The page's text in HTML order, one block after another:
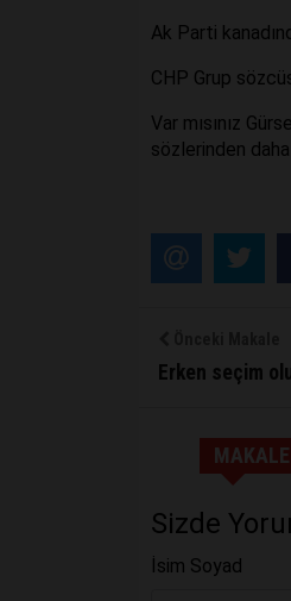
Ak Parti
CHP Grup
Var mısınız
sözlerinden
Erken seçim
Sizde
İsim Soyad